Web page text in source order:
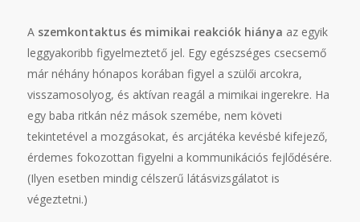
A szemkontaktus és mimikai reakciók hiánya az egyik
leggyakoribb figyelmeztető jel. Egy egészséges csecsemő
már néhány hónapos korában figyel a szülői arcokra,
visszamosolyog, és aktívan reagál a mimikai ingerekre. Ha
egy baba ritkán néz mások szemébe, nem követi
tekintetével a mozgásokat, és arcjátéka kevésbé kifejező,
érdemes fokozottan figyelni a kommunikációs fejlődésére.
(Ilyen esetben mindig célszerű látásvizsgálatot is
végeztetni.)